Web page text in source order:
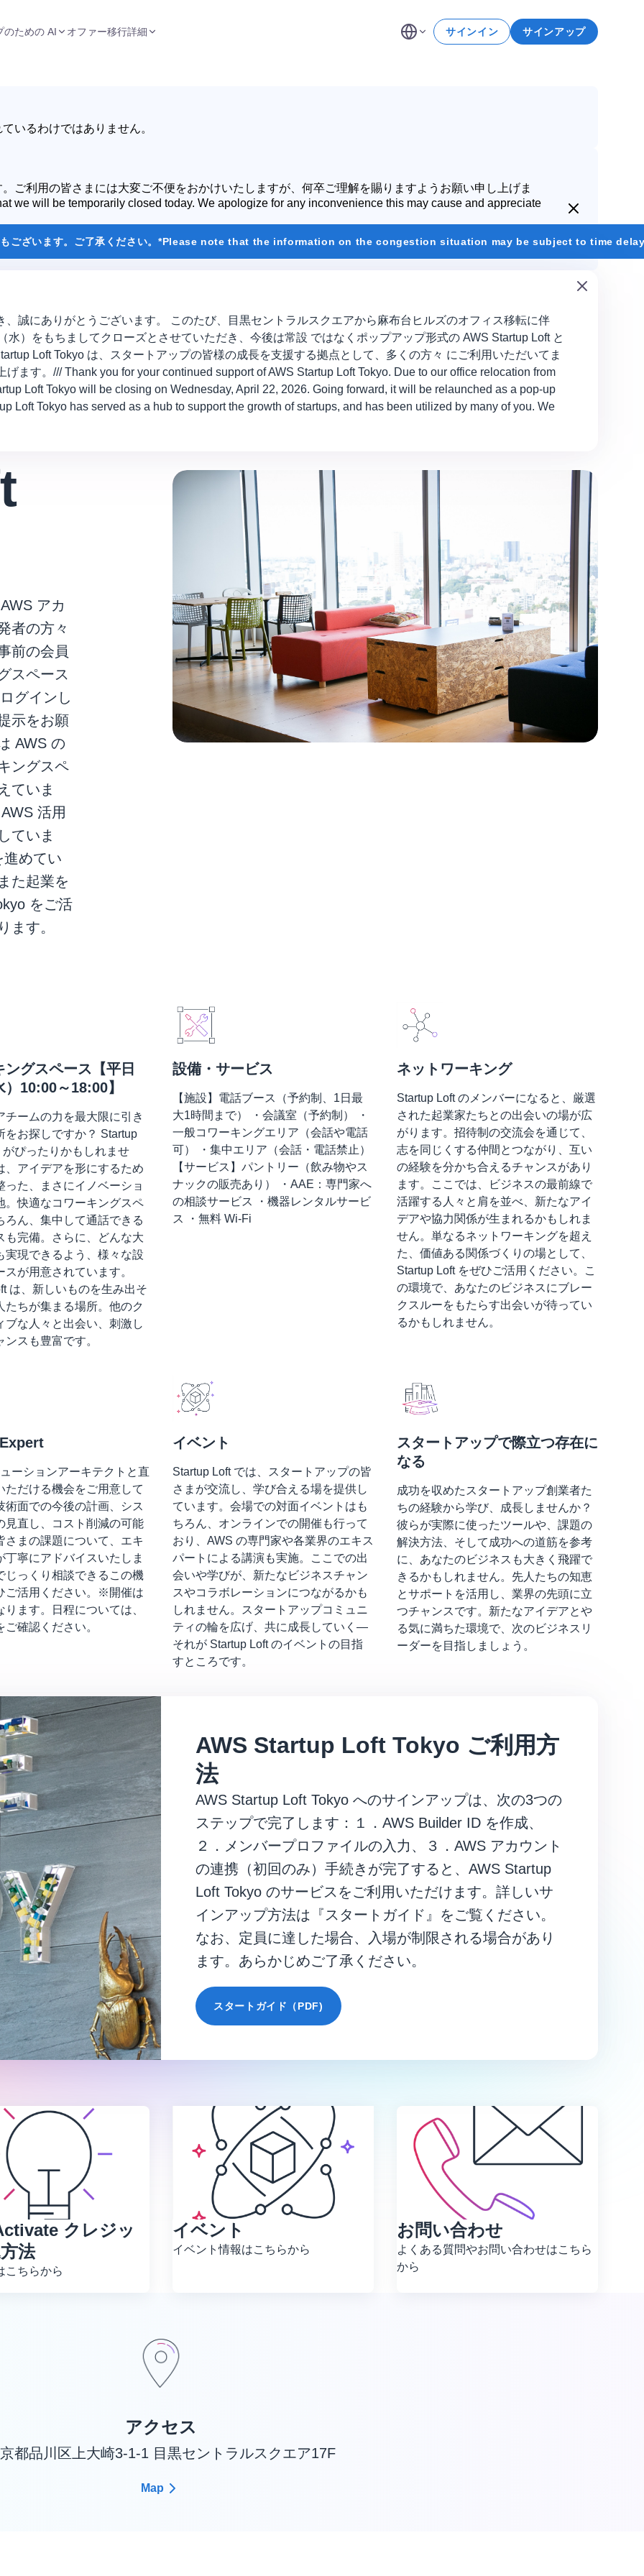
のための AI オファー移行詳細 サインイン サインアップ
いるわけではありません。
ご利用の皆さまには大変ご不便をおかけいたしますが 、何卒ご理解を賜りますようお願い申し上げま
we will be temporarily closed today. We apologize for any inconvenience this may cause and appreciate
もございます。ご了承ください。*Please note that the information on the congestion situation may be subject to time
、誠にありがとうございます。 このたび、目黒セントラルスクエアから麻布台ヒルズのオフィス移転に伴
水）をもちましてクローズとさせていただき、今後は常設 ではなくポップアップ形式の AWS Startup Loft と
Loft Tokyo は、スタートアップの皆様の成長を支援する拠点として、多くの方々 にご利用いただいてま
ます。/// Thank you for your continued support of AWS Startup Loft Tokyo. Due to our office relocation from
Loft Tokyo will be closing on Wednesday, April 22, 2026. Going forward, it will be relaunched as a pop-up
Loft Tokyo has served as a hub to support the growth of startups, and has been utilized by many of you. We
アカ
者の方々
前の会員
スペース
グインし
示をお願
AWS の
ングスペ
ていま
活用
ていま
めてい
た起業を
をご活
ます。
ングスペース【平日
10:00～18:00】
チームの力を最大限に引き
をお探しですか？ Startup
がぴったりかもしれませ
、アイデアを形にするため
った、まさにイノベーショ
。快適なコワーキングスペ
ろん、集中して通話できる
も完備。さらに、どんな大
実現できるよう、様々な設
スが用意されています。
は、新しいものを生み出そ
たちが集まる場所。他のク
ブな人々と出会い、刺激し
ンスも豊富です。
設備・サービス
【施設】電話ブース（予約制、1日最
大1時間まで） ・会議室（予約制） ・
一般コワーキングエリア（会話や電話
可） ・集中エリア（会話・電話禁止）
【サービス】パントリー（飲み物やス
ナックの販売あり） ・AAE：専門家へ
の相談サービス ・機器レンタルサービ
ス ・無料 Wi-Fi
ネットワーキング
Startup Loft のメンバーになると、厳選
された起業家たちとの出会いの場が広
がります。招待制の交流会を通じて、
志を同じくする仲間とつながり、互い
の経験を分かち合えるチャンスがあり
ます。ここでは、ビジネスの最前線で
活躍する人々と肩を並べ、新たなアイ
デアや協力関係が生まれるかもしれま
せん。単なるネットワーキングを超え
た、価値ある関係づくりの場として、
Startup Loft をぜひご活用ください。こ
の環境で、あなたのビジネスにブレー
クスルーをもたらす出会いが待ってい
るかもしれません。
ーションアーキテクトと直
ただける機会をご用意して
術面での今後の計画、シス
見直し、コスト削減の可能
さまの課題について、エキ
丁寧にアドバイスいたしま
じっくり相談できるこの機
ご活用ください。※開催は
ります。日程については、
ご確認ください。
イベント
Startup Loft では、スタートアップの皆
さまが交流し、学び合える場を提供し
ています。会場での対面イベントはも
ちろん、オンラインでの開催も行って
おり、AWS の専門家や各業界のエキス
パートによる講演も実施。ここでの出
会いや学びが、新たなビジネスチャン
スやコラボレーションにつながるかも
しれません。スタートアップコミュニ
ティの輪を広げ、共に成長していく―
それが Startup Loft のイベントの目指
すところです。
スタートアップで際立つ存在に
なる
成功を収めたスタートアップ創業者た
ちの経験から学び、成長しませんか？
彼らが実際に使ったツールや、課題の
解決方法、そして成功への道筋を参考
に、あなたのビジネスも大きく飛躍で
きるかもしれません。先人たちの知恵
とサポートを活用し、業界の先頭に立
つチャンスです。新たなアイデアとや
る気に満ちた環境で、次のビジネスリ
ーダーを目指しましょう。
AWS Startup Loft Tokyo ご利用方
法
AWS Startup Loft Tokyo へのサインアップは、次の3つの
ステップで完了します：１．AWS Builder ID を作成、
２．メンバープロファイルの入力、３．AWS アカウント
の連携（初回のみ）手続きが完了すると、AWS Startup
Loft Tokyo のサービスをご利用いただけます。詳しいサ
インアップ方法は『スタートガイド』をご覧ください。
なお、定員に達した場合、入場が制限される場合があり
ます。あらかじめご了承ください。
スタートガイド（PDF)
クレジッ
法
こちらから
イベント
イベント情報はこちらから
お問い合わせ
よくある質問やお問い合わせはこちら
から
アクセス
都品川区上大崎3-1-1 目黒セントラルスクエア17F
Map